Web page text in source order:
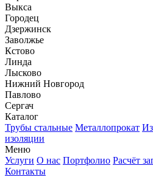
Выкса
Городец
Дзержинск
Заволжье
Кстово
Линда
Лысково
Нижний Новгород
Павлово
Сергач
Каталог
Трубы стальные Металлопрокат
изоляции
Меню
Услуги О нас Портфолио Расчёт
Контакты